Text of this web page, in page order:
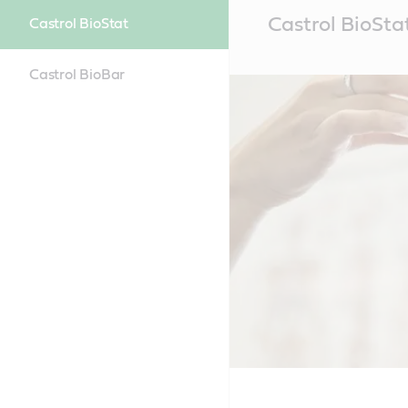
Castrol BioStat
Castrol BioBar
ContentCastrol